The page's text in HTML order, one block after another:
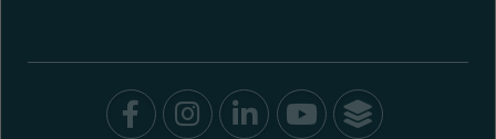
Facebook
Instagram
LinkedIn
Youtube